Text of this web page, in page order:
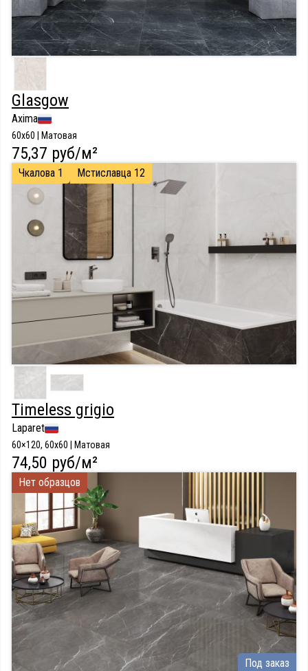
Glasgow
Axima
60x60 | Матовая
75,37 руб/м²
Чкалова 1 Мстиславца 12
Timeless grigio
Laparet
60×120, 60x60 | Матовая
74,50 руб/м²
Нет образцов
Под заказ